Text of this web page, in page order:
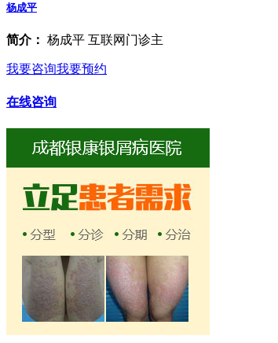
杨成平
简介： 杨成平 互联网门诊主
我要咨询我要预约
在线咨询